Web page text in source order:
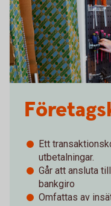
Ett
utbetalningar.
Går att ansluta
bankgiro
Omfattas av